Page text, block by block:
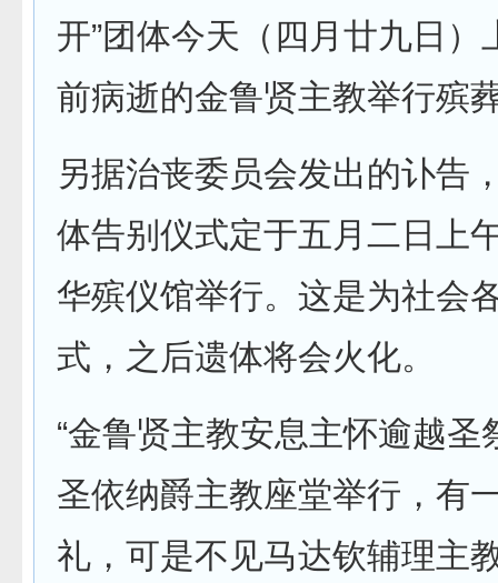
开”团体今天（四月廿九日）
前病逝的金鲁贤主教举行殡
另据治丧委员会发出的讣告
体告别仪式定于五月二日上
华殡仪馆举行。这是为社会
式，之后遗体将会火化。
“金鲁贤主教安息主怀逾越圣
圣依纳爵主教座堂举行，有
礼，可是不见马达钦辅理主